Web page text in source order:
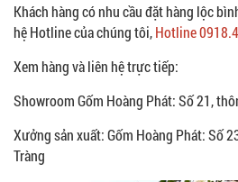
Khách hàng có nhu cầu đặt hàng lộc
hệ Hotline của chúng tôi,Hotline
Xem hàng và liên hệ trực tiếp:
Showroom Gốm Hoàng Phát: Số 21,
Xưởng sản xuất: Gốm Hoàng Phát: Số
Tràng